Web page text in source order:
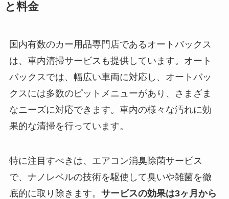
と料金
国内有数のカー用品専門店であるオートバックス
は、車内清掃サービスも提供しています。オート
バックスでは、幅広い車両に対応し、オートバッ
クスには多数のピットメニューがあり、さまざま
なニーズに対応できます。車内の様々な汚れに効
果的な清掃を行っています。
特に注目すべきは、エアコン消臭除菌サービス
で、ナノレベルの技術を駆使して臭いや雑菌を徹
底的に取り除きます。 サービスの効果は3ヶ月から